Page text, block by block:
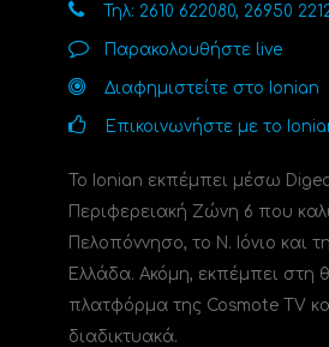
Τηλ: 2610 622080, 26950
Παρακολουθήστε live
Διαφημιστείτε στο Ionian
Επικοινωνήστε με το
Το Ionian εκπέμπει μέσω
Περιφερειακή Ζώνη 6 που
Πελοπόννησο, το N. Ιόνιο και
Ελλάδα. Ακόμη, εκπέμπει στη
πλατφόρμα της Cosmote TV
διαδικτυακά.